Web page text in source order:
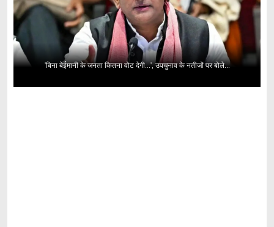
'बिना बेईमानी के जनता कितना वोट देगी...', उपचुनाव के नतीजों पर बोले...